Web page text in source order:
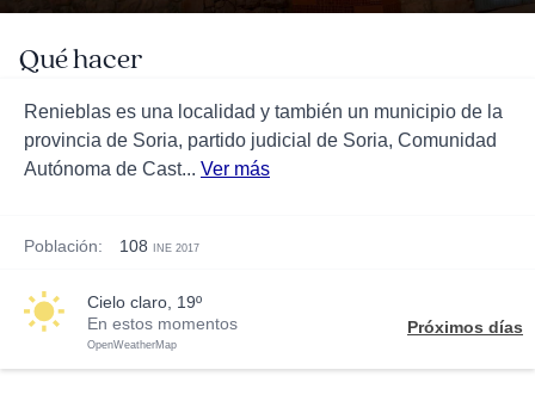
Qué hacer
Renieblas es una localidad y también un municipio de la
provincia de Soria, partido judicial de Soria, Comunidad
Autónoma de Cast... Ver más
Población: 108 INE 2017
cielo claro, 19º
En estos momentos
OpenWeatherMap
Próximos días